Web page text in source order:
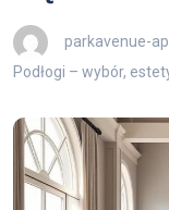
parkavenue-
Podłogi – wybór,